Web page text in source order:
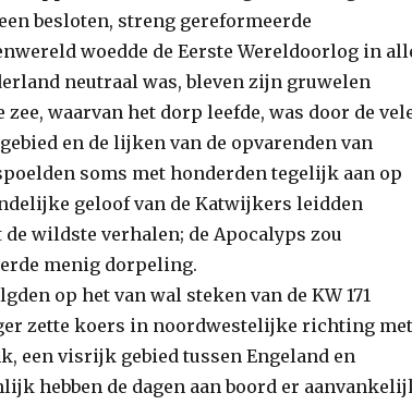
besloten, streng gereformeerde
woedde de Eerste Wereldoorlog in
neutraal was, bleven zijn gruwelen
waarvan het dorp leefde, was door de
en de lijken van de opvarenden van
soms met honderden tegelijk aan op
geloof van de Katwijkers leidden
wildste verhalen; de Apocalyps zou
menig dorpeling.
op het van wal steken van de KW 171
zette koers in noordwestelijke richting met
een visrijk gebied tussen Engeland en
hebben de dagen aan boord er